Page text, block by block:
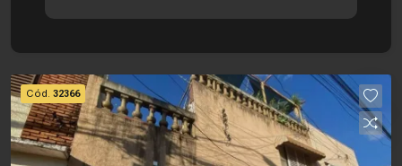
cômodo e banheiro Dimensões: - 200,00 m² área
reserva o direito de alterar qualquer informação
referente a valores, dados e disponibilidade de
seus imóveis, sem aviso prévio.
Cód. 32366